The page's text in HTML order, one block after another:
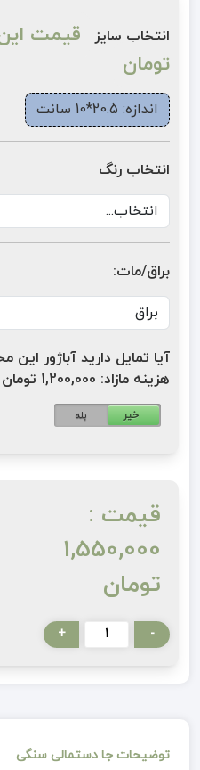
انتخاب سایز
تومان
اندازه: 20.5*10 سانت
انتخاب رنگ
براق/مات:
آیا تمایل دارید آباژور
هزینه مازاد: 1,200,000 تومان )
بله خیر
قیمت :
1,550,000
تومان
-
+
توضیحات جا دستمالی سنگی